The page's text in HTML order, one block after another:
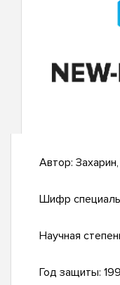
Автор:
Шифр
Научная
Год защиты: